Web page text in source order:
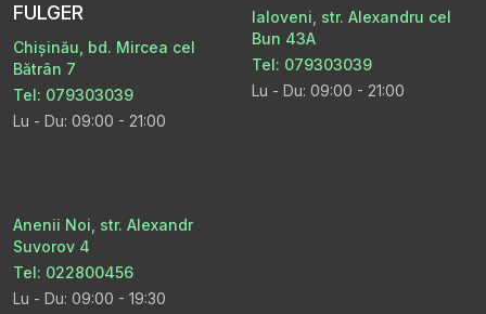
FULGER
Chișinău, bd. Mircea cel
Bătrân 7
Tel: 079303039
Lu - Du: 09:00 - 21:00
Ialoveni, str. Alexandru cel
Bun 43A
Tel: 079303039
Lu - Du: 09:00 - 21:00
Anenii Noi, str. Alexandr
Suvorov 4
Tel: 022800456
Lu - Du: 09:00 - 19:30